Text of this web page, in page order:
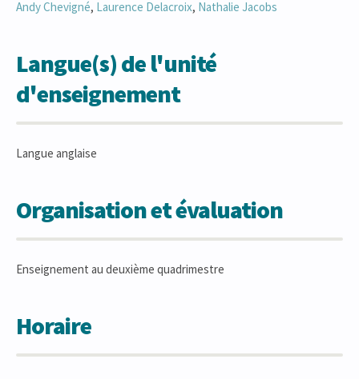
AndyChevigné, Laurence Delacroix, Nathalie Jacobs
Langue(s) de l'unité
d'enseignement
Langue anglaise
Organisation et évaluation
Enseignement au deuxième quadrimestre
Horaire